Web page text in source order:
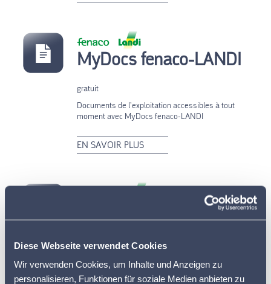
Diese Webseite verwendet Cookies
Wir verwenden Cookies, um Inhalte und Anzeigen zu
personalisieren, Funktionen für soziale Medien anbieten zu
MyDocs fenaco-LANDI
gratuit
Documents de l’exploitation accessibles à tout
moment avec MyDocs fenaco-LANDI
EN SAVOIR PLUS
MyDocs LAVEBA-
gratuit
Documents de l’exploitation accessibles à tout